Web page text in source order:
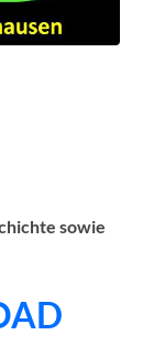
sowie